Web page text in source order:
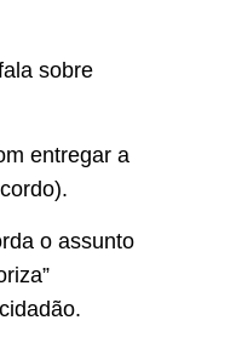
sobre
entregar a
o assunto